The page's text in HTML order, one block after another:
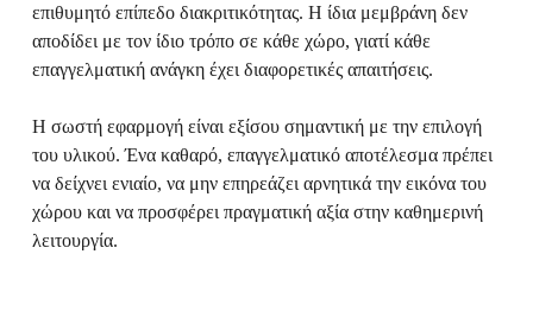
επιθυμητό επίπεδο διακριτικότητας. Η ίδια μεμβράνη δεν
αποδίδει με τον ίδιο τρόπο σε κάθε χώρο, γιατί κάθε
επαγγελματική ανάγκη έχει διαφορετικές απαιτήσεις.
Η σωστή εφαρμογή είναι εξίσου σημαντική με την επιλογή
του υλικού. Ένα καθαρό, επαγγελματικό αποτέλεσμα πρέπει
να δείχνει ενιαίο, να μην επηρεάζει αρνητικά την εικόνα του
χώρου και να προσφέρει πραγματική αξία στην καθημερινή
λειτουργία.